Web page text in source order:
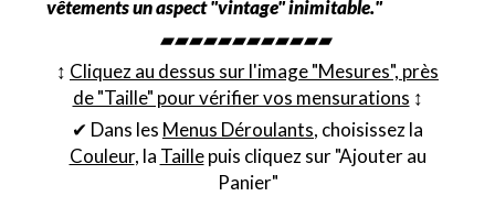
vêtements un aspect "vintage" inimitable."
▰▰▰▰▰▰▰▰▰▰▰▰
↕︎ Cliquez au dessus sur l'image "Mesures", près
de "Taille" pour vérifier vos mensurations ↕︎
✔ Dans les Menus Déroulants, choisissez la
Couleur, la Taillepuis cliquez sur "Ajouter au
Panier"